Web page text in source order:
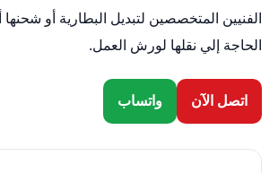
الفنيين المتخصصين لتبديل البطارية أو
الحاجة إلي نقلها لورش العمل.
اتصل الآن واتساب